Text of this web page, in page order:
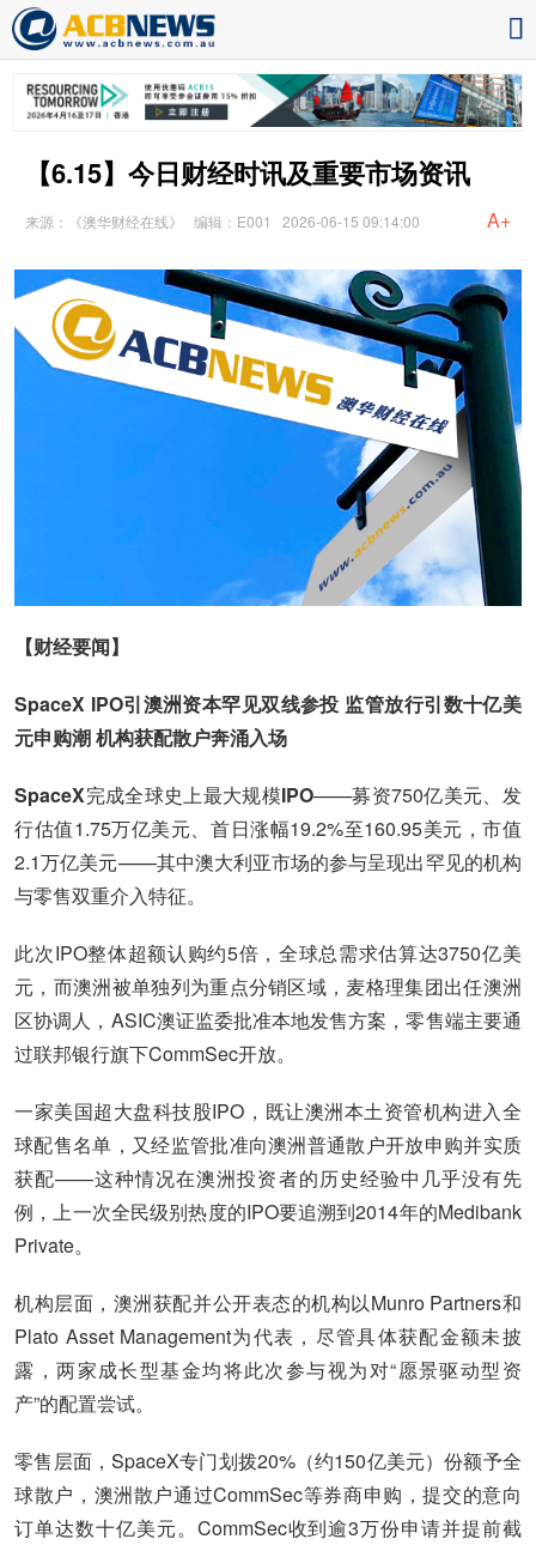
【6.15】今日财经时讯及重要市场资讯
来源：《澳华财经在线》 编辑：E001 2026-06-15 09:14:00 A+
【财经要闻】
SpaceX IPO引澳洲资本罕见双线参投 监管放行引数十亿美
元申购潮 机构获配散户奔涌入场
SpaceX完成全球史上最大规模IPO——募资750亿美元、发
行估值1.75万亿美元、首日涨幅19.2%至160.95美元，市值
2.1万亿美元——其中澳大利亚市场的参与呈现出罕见的机构
与零售双重介入特征。
此次IPO整体超额认购约5倍，全球总需求估算达3750亿美
元，而澳洲被单独列为重点分销区域，麦格理集团出任澳洲
区协调人，ASIC澳证监委批准本地发售方案，零售端主要通
过联邦银行旗下CommSec开放。
一家美国超大盘科技股IPO，既让澳洲本土资管机构进入全
球配售名单，又经监管批准向澳洲普通散户开放申购并实质
获配——这种情况在澳洲投资者的历史经验中几乎没有先
例，上一次全民级别热度的IPO要追溯到2014年的Medibank
Private。
机构层面，澳洲获配并公开表态的机构以Munro Partners和
Plato Asset Management为代表，尽管具体获配金额未披
露，两家成长型基金均将此次参与视为对“愿景驱动型资
产”的配置尝试。
零售层面，SpaceX专门划拨20%（约150亿美元）份额予全
球散户，澳洲散户通过CommSec等券商申购，提交的意向
订单达数十亿美元。CommSec收到逾3万份申请并提前截